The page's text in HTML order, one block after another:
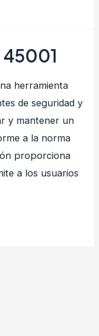
45001
herramienta
de seguridad y
y mantener un
a la norma
proporciona
a los usuarios